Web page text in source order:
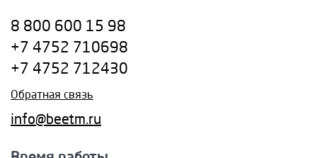
8 800 600 15 98
+7 4752 710698
+7 4752 712430
Обратная связь
info@beetm.ru